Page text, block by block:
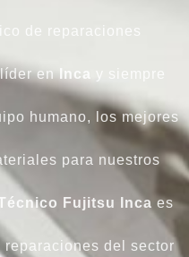
de reparaciones
en Inca y siempre
humano, los mejores
para nuestros
Fujitsu Inca es
reparaciones del sector